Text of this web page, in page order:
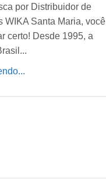
por Distribuidor de
WIKA Santa Maria, você
certo! Desde 1995, a